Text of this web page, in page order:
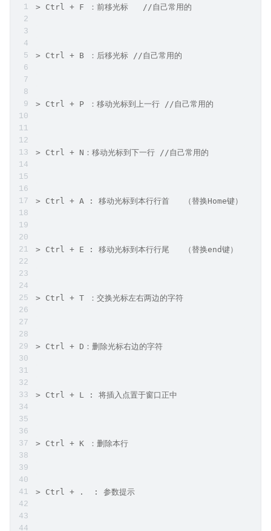
> Ctrl + F ：前移光标   //自己常用的
> Ctrl + B ：后移光标 //自己常用的
> Ctrl + P ：移动光标到上一行 //自己常用的
> Ctrl + N：移动光标到下一行 //自己常用的
> Ctrl + A : 移动光标到本行行首   （替换Home键）
> Ctrl + E : 移动光标到本行行尾   （替换end键）
> Ctrl + T ：交换光标左右两边的字符
> Ctrl + D：删除光标右边的字符
> Ctrl + L : 将插入点置于窗口正中
> Ctrl + K ：删除本行
> Ctrl + .  : 参数提示